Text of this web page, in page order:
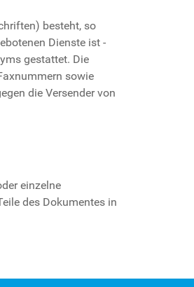
besteht, so
Dienste ist -
gestattet. Die
sowie
die Versender von
einzelne
des Dokumentes in